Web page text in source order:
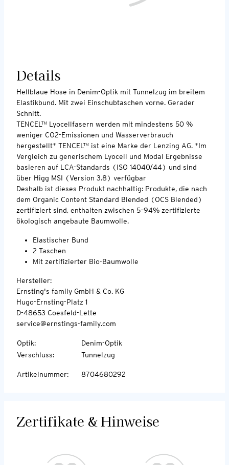
Details
Hellblaue Hose in Denim-Optik mit Tunnelzug im breitem
Elastikbund. Mit zwei Einschubtaschen vorne. Gerader
Schnitt.
TENCEL™ Lyocellfasern werden mit mindestens 50 %
weniger CO2-Emissionen und Wasserverbrauch
hergestellt* TENCEL™ ist eine Marke der Lenzing AG. *Im
Vergleich zu generischem Lyocell und Modal Ergebnisse
basieren auf LCA-Standards (ISO 14040/44) und sind
über Higg MSI (Version 3.8) verfügbar
Deshalb ist dieses Produkt nachhaltig: Produkte, die nach
dem Organic Content Standard Blended (OCS Blended)
zertifiziert sind, enthalten zwischen 5–94% zertifizierte
ökologisch angebaute Baumwolle.
Elastischer Bund
2 Taschen
Mit zertifizierter Bio-Baumwolle
Hersteller:
Ernsting's family GmbH & Co. KG
Hugo-Ernsting-Platz 1
D-48653 Coesfeld-Lette
service@ernstings-family.com
Optik:
Denim-Optik
Verschluss: Tunnelzug
Artikelnummer: 8704680292
Zertifikate & Hinweise